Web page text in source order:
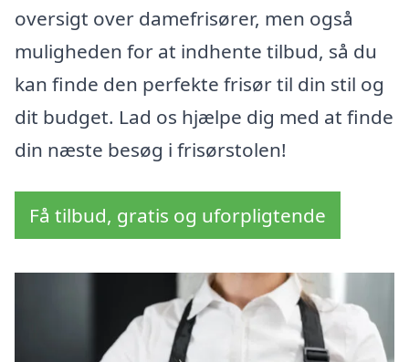
oversigt over damefrisører, men også
muligheden for at indhente tilbud, så du
kan finde den perfekte frisør til din stil og
dit budget. Lad os hjælpe dig med at finde
din næste besøg i frisørstolen!
Få tilbud, gratis og uforpligtende